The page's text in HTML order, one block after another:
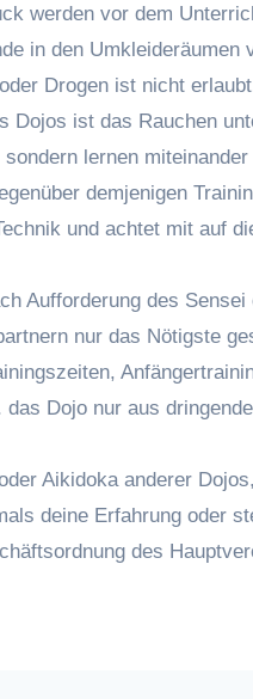
werden vor dem
in den Umkleideräumen
Drogen ist nicht
Dojos ist das Rauchen
lernen
demjenigen
und achtet mit auf
Aufforderung des
nur das Nötigste
Dojo nur aus
Aikidoka anderer
deine Erfahrung oder
des